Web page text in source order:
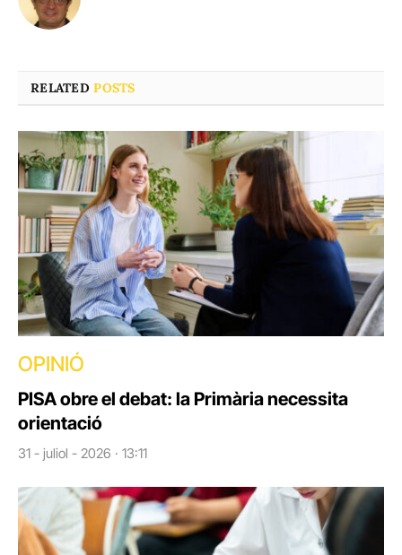
RELATEDPOSTS
OPINIÓ
PISA obre el debat: la Primària necessita
orientació
31 - juliol - 2026 · 13:11